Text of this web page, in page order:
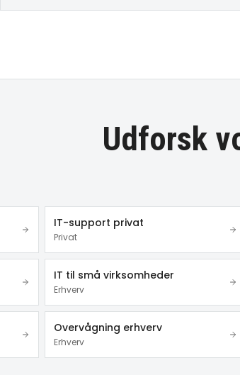
Udforsk
IT-support privat
Privat
IT til små virksomheder
Erhverv
Overvågning erhverv
Erhverv